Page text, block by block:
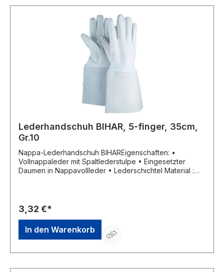
Lederhandschuh BIHAR, 5-finger, 35cm,
Gr.10
Nappa-Lederhandschuh BIHAREigenschaften: •
Vollnappaleder mit Spaltlederstulpe • Eingesetzter
Daumen in Nappavollleder • Lederschichtel Material :
Buchholz/Nordheide, DE, +49418120040,
info@feldtmann.de
3,32 €*
In den Warenkorb